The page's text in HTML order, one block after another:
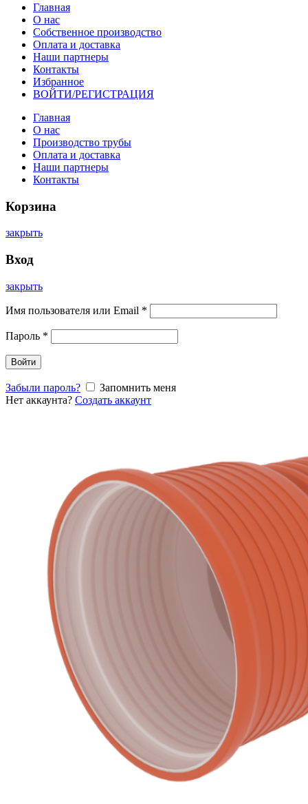
Главная
О нас
Собственное производство
Оплата и доставка
Наши партнеры
Контакты
Избранное
ВОЙТИ/РЕГИСТРАЦИЯ
Главная
О нас
Производство трубы
Оплата и доставка
Наши партнеры
Контакты
Корзина
закрыть
Вход
закрыть
Имя пользователя или Email *
Пароль *
Войти
Забыли пароль?
Запомнить меня
Нет аккаунта? Создать аккаунт